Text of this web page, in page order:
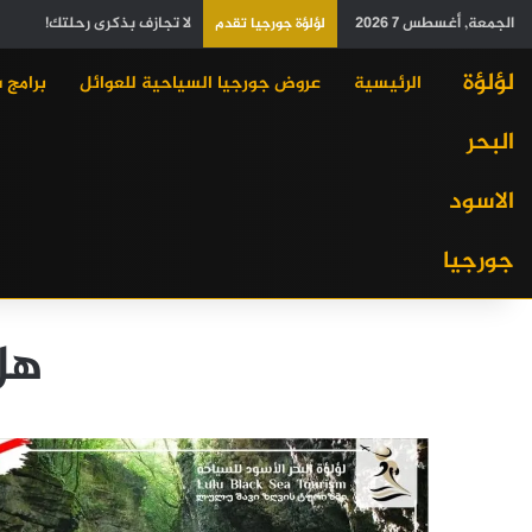
الجمعة, أغسطس 7 2026 لؤلؤة جورجيا تقدم لا تجازف بذكرى رحلتك!
لؤلؤة
البحر
الاسود
جورجيا
الرئيسية عروض جورجيا السياحية للعوائل